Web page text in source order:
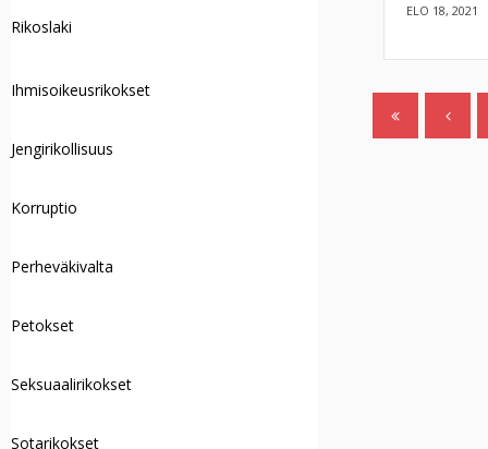
ELO 18, 2021
Rikoslaki
Ihmisoikeusrikokset
Jengirikollisuus
Korruptio
Perheväkivalta
Petokset
Seksuaalirikokset
Sotarikokset